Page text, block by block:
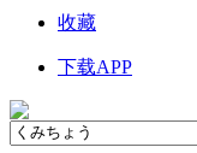
收藏
下载APP